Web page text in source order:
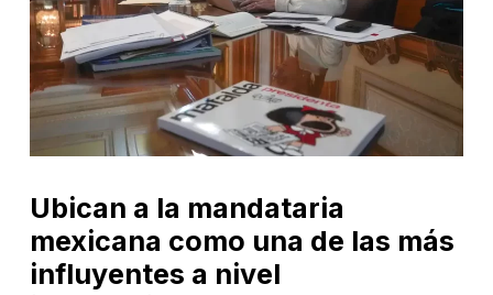
Ubican a la mandataria
mexicana como una de las más
influyentes a nivel